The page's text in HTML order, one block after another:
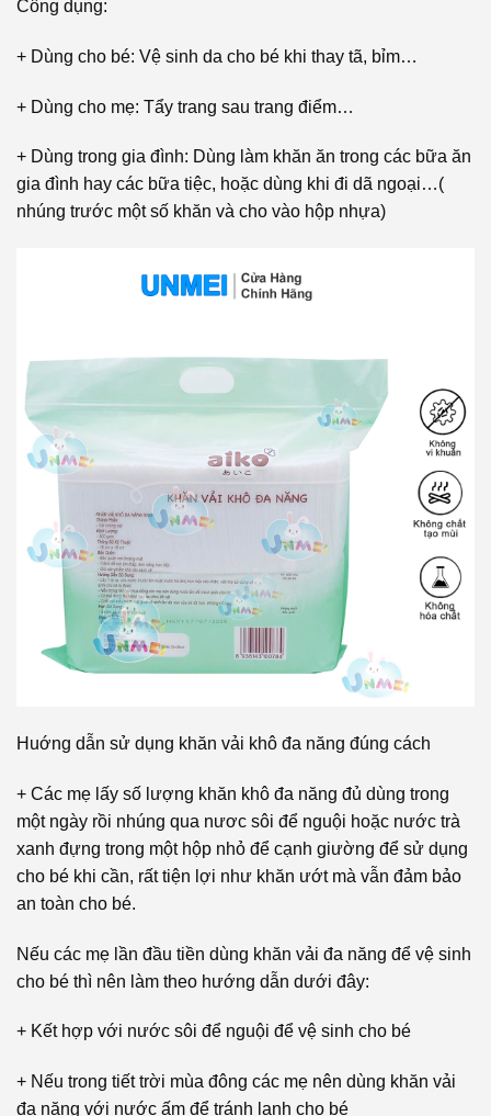
Công dụng:
+ Dùng cho bé: Vệ sinh da cho bé khi thay tã, bỉm…
+ Dùng cho mẹ: Tẩy trang sau trang điểm…
+ Dùng trong gia đình: Dùng làm khăn ăn trong các bữa ăn
gia đình hay các bữa tiệc, hoặc dùng khi đi dã ngoại…(
nhúng trước một số khăn và cho vào hộp nhựa)
Huớng dẫn sử dụng khăn vải khô đa năng đúng cách
+ Các mẹ lấy số lượng khăn khô đa năng đủ dùng trong
một ngày rồi nhúng qua nươc sôi để nguội hoặc nước trà
xanh đựng trong một hộp nhỏ để cạnh giường để sử dụng
cho bé khi cần, rất tiện lợi như khăn ướt mà vẫn đảm bảo
an toàn cho bé.
Nếu các mẹ lần đầu tiền dùng khăn vải đa năng để vệ sinh
cho bé thì nên làm theo hướng dẫn dưới đây:
+ Kết hợp với nước sôi để nguội để vệ sinh cho bé
+ Nếu trong tiết trời mùa đông các mẹ nên dùng khăn vải
đa năng với nước ấm để tránh lạnh cho bé